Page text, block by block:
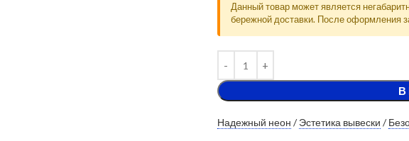
Данный товар может является
бережной доставки. После оформления
В
Надежный неон /Эстетика вывески /